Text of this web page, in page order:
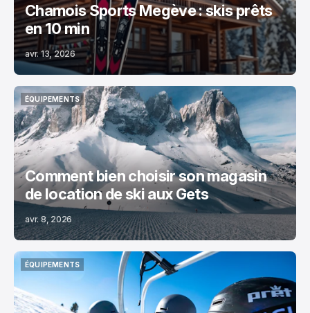
Chamois Sports Megève : skis prêts
en 10 min
avr. 13, 2026
ÉQUIPEMENTS
ÉQUIPEMENTS
Comment bien choisir son magasin
de location de ski aux Gets
avr. 8, 2026
ÉQUIPEMENTS